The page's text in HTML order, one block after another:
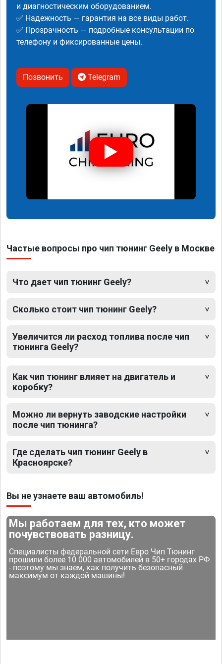
и диагностическим оборудованием.
✅ Надежность — гарантия на все виды работ.
✅ Прозрачность — подробные консультации по
телефону и фиксированные цены.
Позвонить Telegram
Частые вопросы про чип тюнинг Geely в Москве
Что дает чип тюнинг Geely?
Сколько стоит чип тюнинг Geely?
Увеличится ли расход топлива после чип
тюнинга Geely?
Как чип тюнинг влияет на двигатель и
коробку?
Можно ли вернуть заводские настройки
после чип тюнинга?
Где сделать чип тюнинг Geely в
Красноярске?
Вы не узнаете ваш автомобиль!
Мы работаем для тех, кто может
почувствовать разницу.
Специалисты федеральной сети Евро Чип Тюнинг
прошили более 10 000 автомобилей в 50+ городах РФ
- поэтому мы знаем, как получить безопасный
максимум от каждой машины!